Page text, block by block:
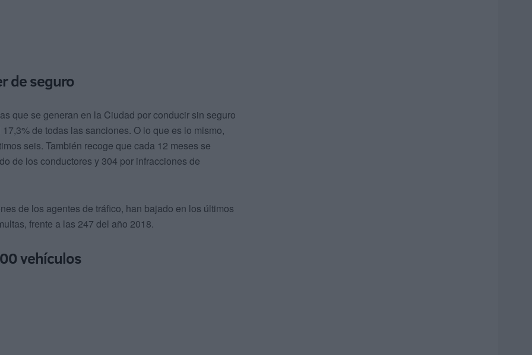
de seguro
que se generan en la Ciudad por conducir sin seguro
de todas las sanciones. O lo que es lo mismo,
seis. También recoge que cada 12 meses se
de los conductores y 304 por infracciones de
de los agentes de tráfico, han bajado en los últimos
frente a las 247 del año 2018.
vehículos